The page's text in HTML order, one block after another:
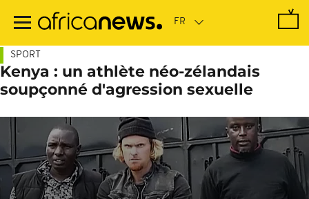
contenu
SPORT
Kenya : un athlète néo-zélandais
soupçonné d'agression sexuelle